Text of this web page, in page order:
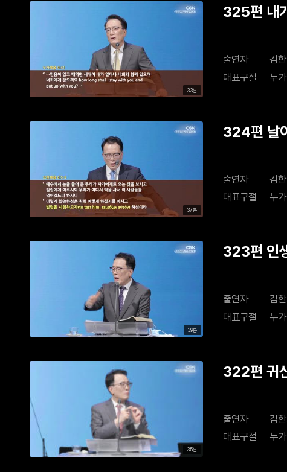
33분
325편 내
출연자
김
대표구절
누
37분
324편 날
출연자
김
대표구절
누
39분
323편 인
출연자
김
대표구절
누
35분
322편 귀
출연자
김
대표구절
누